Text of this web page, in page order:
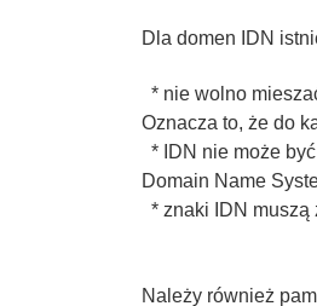
Dla domen IDN
* nie wolno
Oznacza to, że do
* IDN nie może
Domain Name
* znaki IDN muszą
Należy również